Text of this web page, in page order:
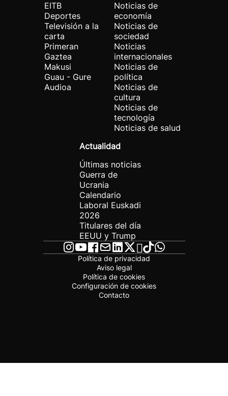
EITB
Deportes
Televisión a la
carta
Primeran
Gaztea
Makusi
Guau - Gure
Audioa
Noticias de
economía
Noticias de
sociedad
Noticias
internacionales
Noticias de
política
Noticias de
cultura
Noticias de
tecnología
Noticias de salud
Actualidad
Últimas noticias
Guerra de
Ucrania
Calendario
Laboral Euskadi
2026
Titulares del día
EEUU y Trump
Política de privacidad
Aviso legal
Política de cookies
Configuración de cookies
Contacto